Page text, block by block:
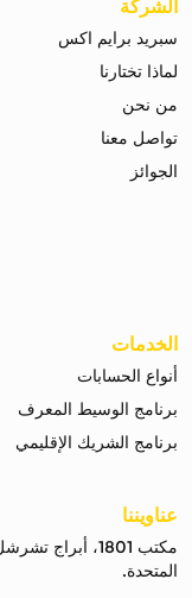
الشركة
سبريد برايم اكس
لماذا تختارنا
من نحن
تواصل معنا
الجوائز
الخدمات
أنواع الحسابات
برنامج الوسيط المعرف
برنامج الشريك الإقليمي
عناويننا
مكتب 1801،
المتحدة.